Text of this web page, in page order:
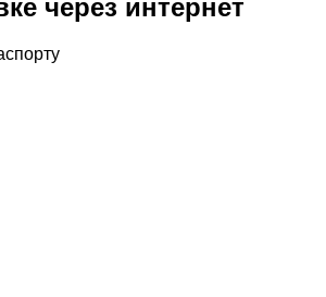
через интернет